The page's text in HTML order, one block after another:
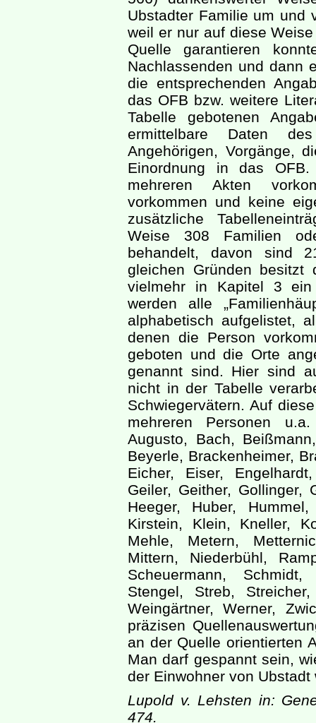
Ubstadter Familie um und
weil er nur auf diese
Quelle garantieren
Nachlassenden und dann
die entsprechenden
das OFB bzw. weitere
Tabelle gebotenen
ermittelbare Daten
Angehörigen, Vorgänge,
Einordnung in das
mehreren Akten
vorkommen und keine
zusätzliche
Weise 308 Familien
behandelt, davon sind
gleichen Gründen besitzt
vielmehr in Kapitel 3 ein
werden alle
alphabetisch aufgelistet,
denen die Person
geboten und die Orte
genannt sind. Hier sind
nicht in der Tabelle
Schwiegervätern. Auf
mehreren Personen
Augusto, Bach,
Beyerle, Brackenheimer,
Eicher, Eiser,
Geiler, Geither, Gollinger,
Heeger, Huber,
Kirstein, Klein, Kneller,
Mehle, Metern,
Mittern, Niederbühl,
Scheuermann,
Stengel, Streb,
Weingärtner, Werner,
präzisen
an der Quelle orientierten
Man darf gespannt sein,
der Einwohner von
Lupold v. Lehsten in:
474.